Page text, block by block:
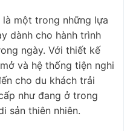
là một trong những lựa
dành cho hành trình
ngày. Với thiết kế
và hệ thống tiện nghi
cho du khách trải
như đang ở trong
sản thiên nhiên.